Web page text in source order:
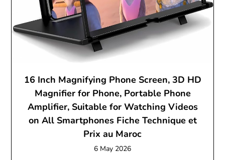
16 Inch Magnifying Phone Screen, 3D HD
Magnifier for Phone, Portable Phone
Amplifier, Suitable for Watching Videos
on All Smartphones Fiche Technique et
Prix au Maroc
6 May 2026